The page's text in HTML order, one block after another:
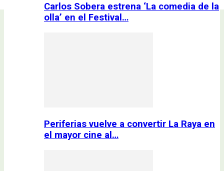
Carlos Sobera estrena ‘La comedia de la
olla’ en el Festival…
Periferias vuelve a convertir La Raya en
el mayor cine al…